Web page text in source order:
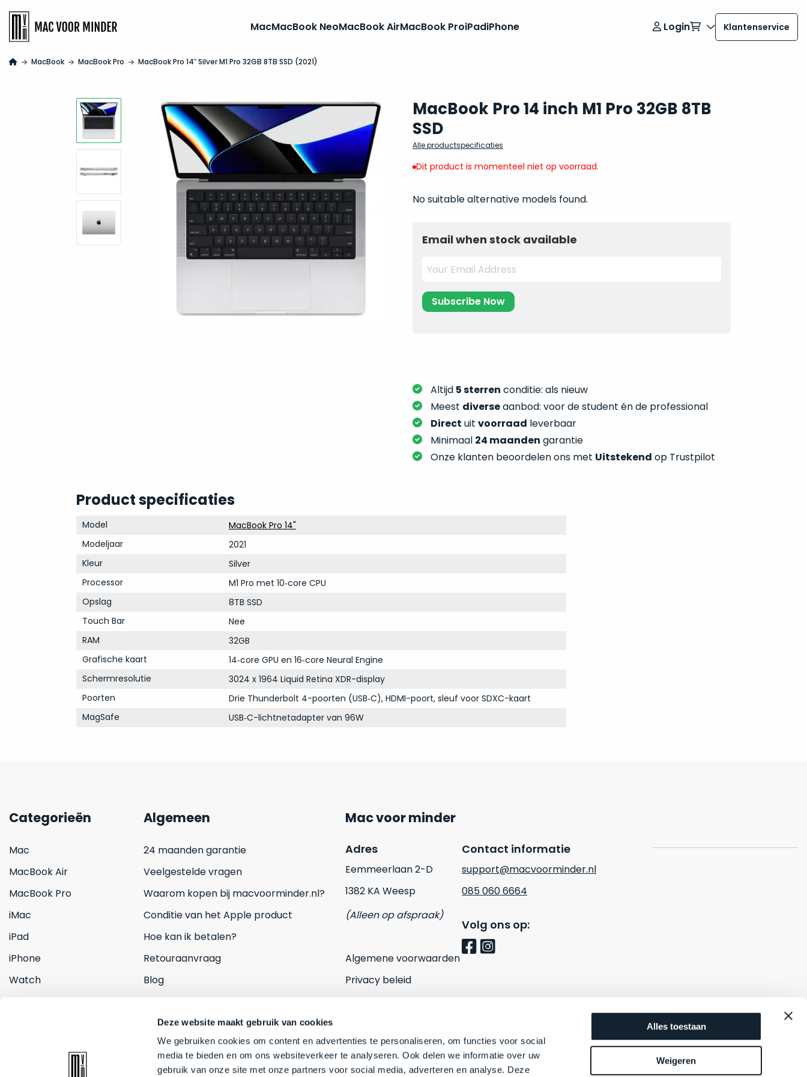
Deze website maakt gebruik van cookies
We gebruiken cookies om content en advertenties te personaliseren, om functies voor social
media te bieden en om ons websiteverkeer te analyseren. Ook delen we informatie over uw
gebruik van onze site met onze partners voor social media, adverteren en analyse. Deze
Alles toestaan
Weigeren
MacMacBook NeoMacBook AirMacBook ProiPadiPhone Login Klantenservice
MacBook MacBook Pro MacBook Pro 14″ Silver M1 Pro 32GB 8TB SSD (2021)
MacBook Pro 14 inch M1 Pro 32GB 8TB
SSD
Alle productspecificaties
Dit product is momenteel niet op voorraad.
No suitable alternative models found.
Email when stock available
Altijd 5 sterren conditie: als nieuw
Meest diverseaanbod: voor de student én de professional
Direct uit voorraad leverbaar
Minimaal 24 maanden garantie
Onze klanten beoordelen ons met Uitstekend op Trustpilot
Product specificaties
Model
MacBook Pro 14"
Modeljaar
2021
Kleur
Silver
Processor
M1 Pro met 10‑core CPU
Opslag
8TB SSD
Touch Bar
Nee
RAM
32GB
Grafische kaart
14‑core GPU en 16‑core Neural Engine
Schermresolutie
3024 x 1964 Liquid Retina XDR-display
Poorten
Drie Thunderbolt 4-poorten (USB‑C), HDMI-poort, sleuf voor SDXC-kaart
MagSafe
USB‑C-lichtnetadapter van 96W
Categorieën
Mac
MacBook Air
MacBook Pro
iMac
iPad
iPhone
Watch
Algemeen
24 maanden garantie
Veelgestelde vragen
Waarom kopen bij macvoorminder.nl?
Conditie van het Apple product
Hoe kan ik betalen?
Retouraanvraag
Blog
Mac voor minder
Adres
Eemmeerlaan 2-D
1382 KA Weesp
(Alleen op afspraak)
Algemene voorwaarden
Privacy beleid
Contact informatie
support@macvoorminder.nl
085 060 6664
Volg ons op: